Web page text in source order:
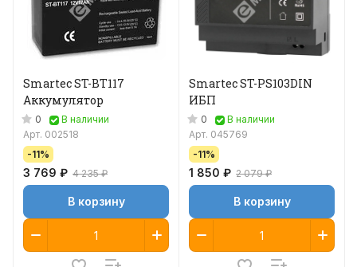
Smartec ST-BT117
Аккумулятор
0
В наличии
Арт. 002518
-11%
3 769 ₽ 4 235 ₽
В корзину
Smartec ST-PS103DIN
ИБП
0
В наличии
Арт. 045769
-11%
1 850 ₽ 2 079 ₽
В корзину